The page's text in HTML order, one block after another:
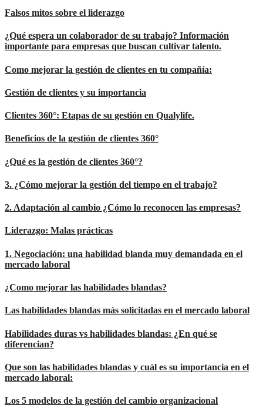
Falsos mitos sobre el liderazgo
¿Qué espera un colaborador de su trabajo? Información
importante para empresas que buscan cultivar talento.
Como mejorar la gestión de clientes en tu compañía:
Gestión de clientes y su importancia
Clientes 360°: Etapas de su gestión en Qualylife.
Beneficios de la gestión de clientes 360°
¿Qué es la gestión de clientes 360°?
3. ¿Cómo mejorar la gestión del tiempo en el trabajo?
2. Adaptación al cambio ¿Cómo lo reconocen las empresas?
Liderazgo: Malas prácticas
1. Negociación: una habilidad blanda muy demandada en el
mercado laboral
¿Como mejorar las habilidades blandas?
Las habilidades blandas más solicitadas en el mercado laboral
Habilidades duras vs habilidades blandas: ¿En qué se
diferencian?
Que son las habilidades blandas y cuál es su importancia en el
mercado laboral:
Los 5 modelos de la gestión del cambio organizacional